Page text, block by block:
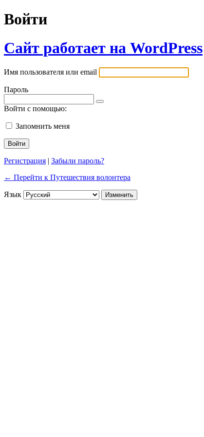
Войти
Сайт работает на WordPress
Имя пользователя или email
Пароль
Войти с помощью:
Запомнить меня
Регистрация | Забыли пароль?
← Перейти к Путешествия волонтера
Язык